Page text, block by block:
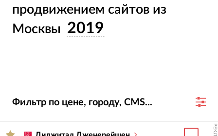
продвижением сайтов из
Москвы 2019
Фильтр по цене, городу, CMS...